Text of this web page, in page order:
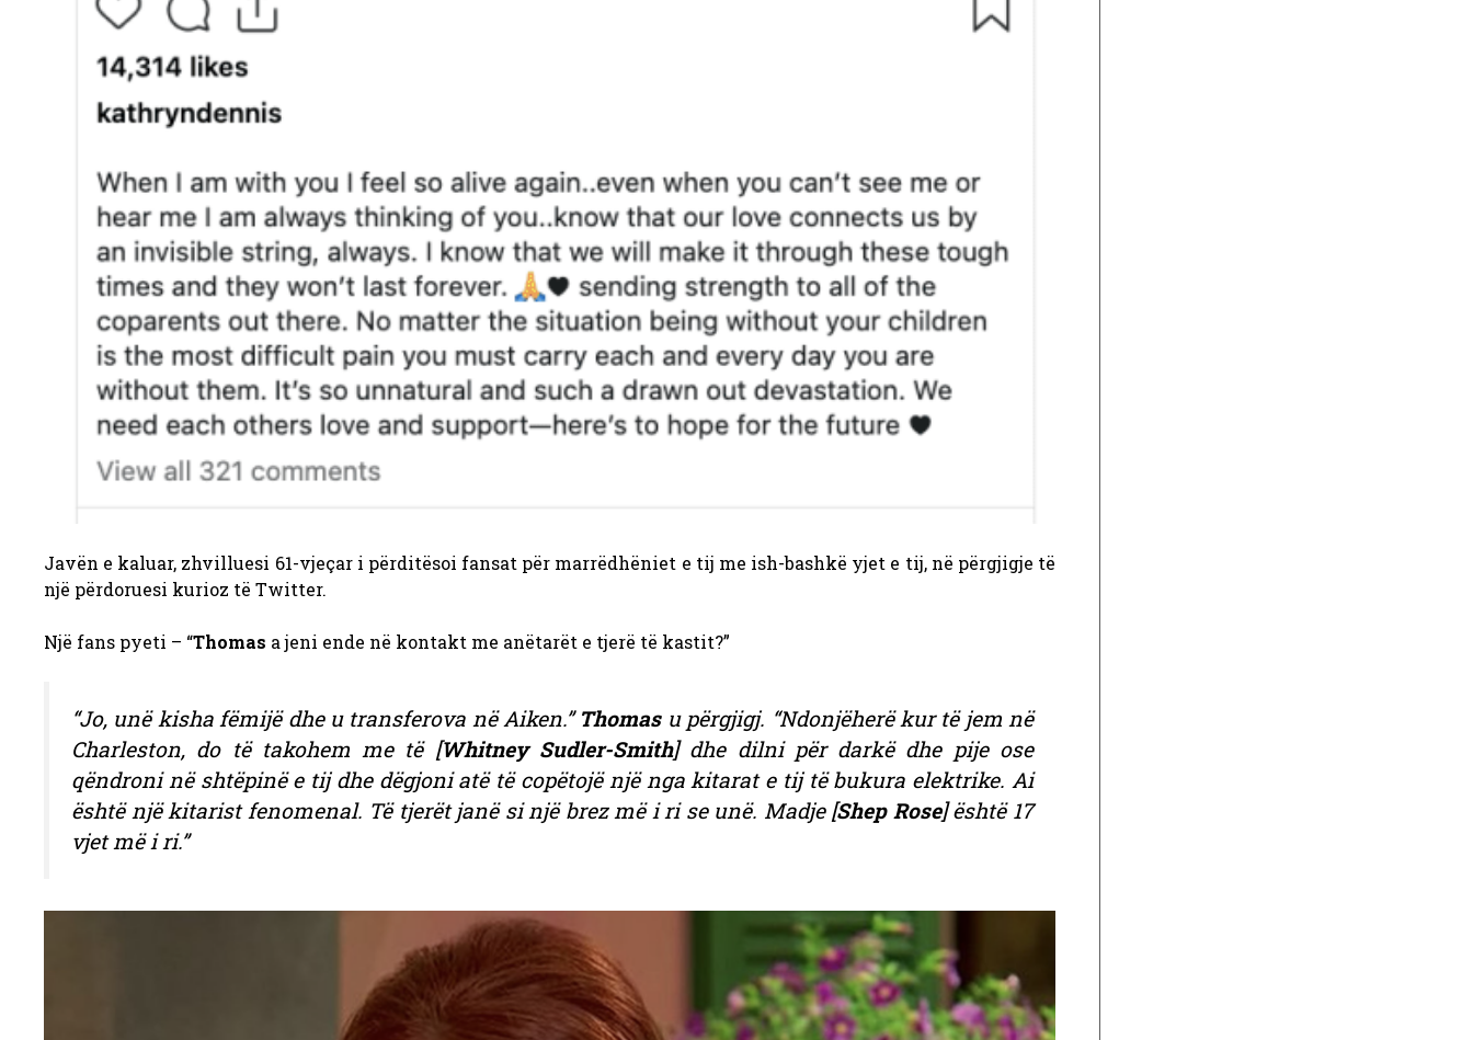
Javën e kaluar, zhvilluesi 61-vjeçar i përditësoi fansat për marrëdhëniet e tij me ish-bashkë yjet e tij, në përgjigje të
një përdoruesi kurioz të Twitter.
Një fans pyeti – “Thomas a jeni ende në kontakt me anëtarët e tjerë të kastit?”
“Jo, unë kisha fëmijë dhe u transferova në Aiken.” Thomasu përgjigj. “Ndonjëherë kur të jem në
Charleston, do të takohem me të [Whitney Sudler-Smith] dhe dilni për darkë dhe pije ose
qëndroni në shtëpinë e tij dhe dëgjoni atë të copëtojë një nga kitarat e tij të bukura elektrike. Ai
është një kitarist fenomenal. Të tjerët janë si një brez më i ri se unë. Madje [Shep Rose] është 17
vjet më i ri.”